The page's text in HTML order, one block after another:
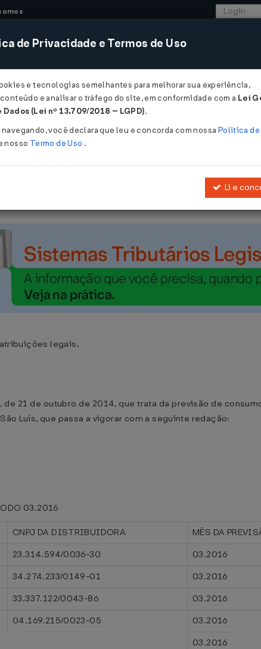
CONSULTORIA SISTEMAS COMÉRCIO
2016
Altera o Anexo III da Portaria 273/2014 - GABIN.
legais,
21 de outubro de 2014, que trata da previsão de
Luís, que passa a vigorar com a seguinte redação:
03.2016
CNPJ DA DISTRIBUIDORA MÊS DA
23.314.594/0036-30 03.2016
34.274.233/0149-01 03.2016
33.337.122/0043-86 03.2016
04.169.215/0023-05 03.2016
03.2016
de Privacidade e Termos de Uso
e tecnologias semelhantes para melhorar sua experiência,
e analisar o tráfego do site, em conformidade com a Lei
(Lei nº 13.709/2018 – LGPD).
você declara que leu e concorda com nossa Política de
nosso Termo de Uso .
Li e